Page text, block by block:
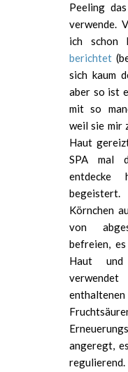
Peeling
verwende.
ich schon
berichtet
sich kaum
aber so ist
mit so
weil sie mir
Haut
SPA mal
begeistert.
Körnchen
von
befreien,
Haut
angeregt,